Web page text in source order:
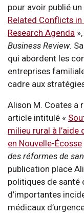
pour avoir publié
Related Conflicts in
Research Agenda
Business Review.
qui abordent les
entreprises
cadre aux
Alison M. Coates a
article intitulé «
milieu rural à
en Nouvelle-Écosse
des réformes de
publication place
politiques de santé
d’importantes
médicaux